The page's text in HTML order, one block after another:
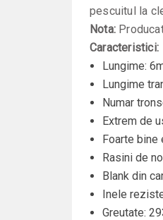
pescuitul la
Nota:
Caracteristici:
Lungime:
Lungime
Numar
Extrem de
Foarte bine
Rasini de
Blank din
Inele
Greutate: